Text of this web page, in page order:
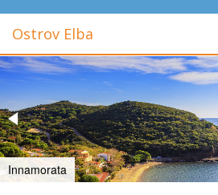
Ostrov Elba
Innamorata